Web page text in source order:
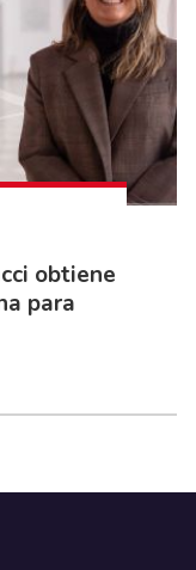
obtiene
para